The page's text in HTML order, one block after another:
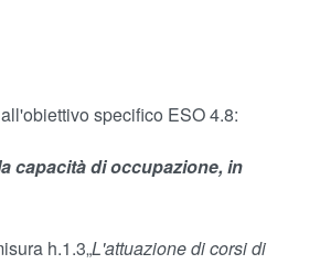
specifico ESO 4.8:
capacità di occupazione, in
h.1.3„L'attuazione di corsi di